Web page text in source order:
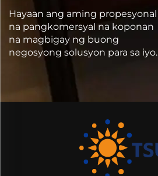
Hayaan ang aming propesyonal
na pangkomersyal na koponan
na magbigay ng buong
negosyong solusyon para sa iyo.